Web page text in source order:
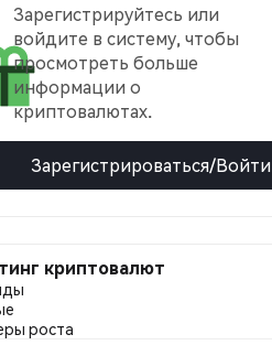
Зарегистрируйтесь или
войдите в систему, чтобы
просмотреть больше
информации о
криптовалютах.
Зарегистрироваться/Войти
криптовалют
роста